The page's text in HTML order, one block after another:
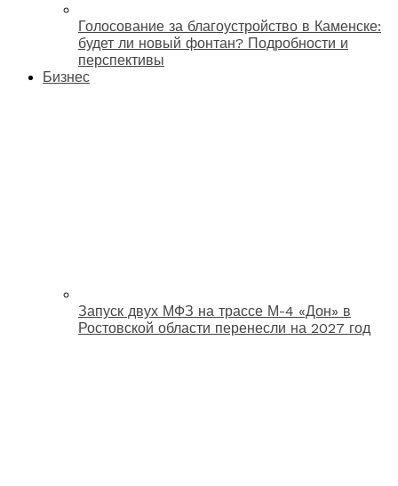
Голосование за благоустройство в Каменске:
будет ли новый фонтан? Подробности и
перспективы
Бизнес
Запуск двух МФЗ на трассе М-4 «Дон» в
Ростовской области перенесли на 2027 год